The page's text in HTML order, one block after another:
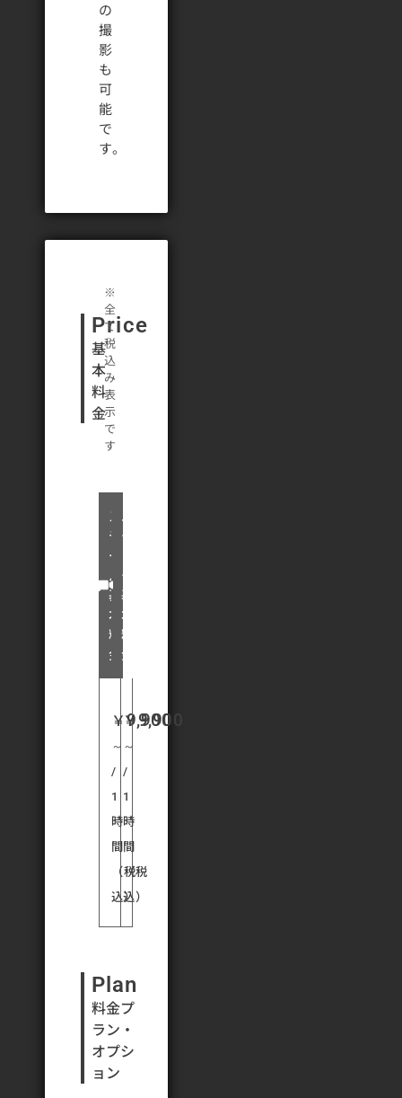
の
撮
影
も
可
能
で
す。
Price
基
本
料
金
※
全
て
税
込
み
表
示
で
す
ス
チ
ー
ル
基
本
料
金
￥9,900
～
/
1
時
間
（税
込）
ム
ー
ー
基
本
料
金
￥9,900
～
/
1
時
間
（税
込）
Plan
料金プ
ラン・
オプシ
ョン